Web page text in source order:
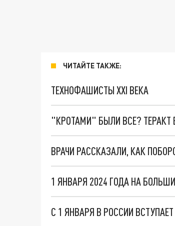
ЧИТАЙТЕ ТАКЖЕ:
ТЕХНОФАШИСТЫ XXI ВЕКА
"КРОТАМИ" БЫЛИ ВСЕ?
ВРАЧИ РАССКАЗАЛИ, КАК
С 1 ЯНВАРЯ В РОССИИ